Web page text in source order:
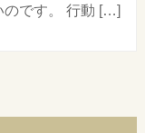
のです。 行動 […]